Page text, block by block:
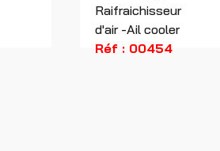
Raifraichisseur
d'air -Ail cooler
Réf : 00454